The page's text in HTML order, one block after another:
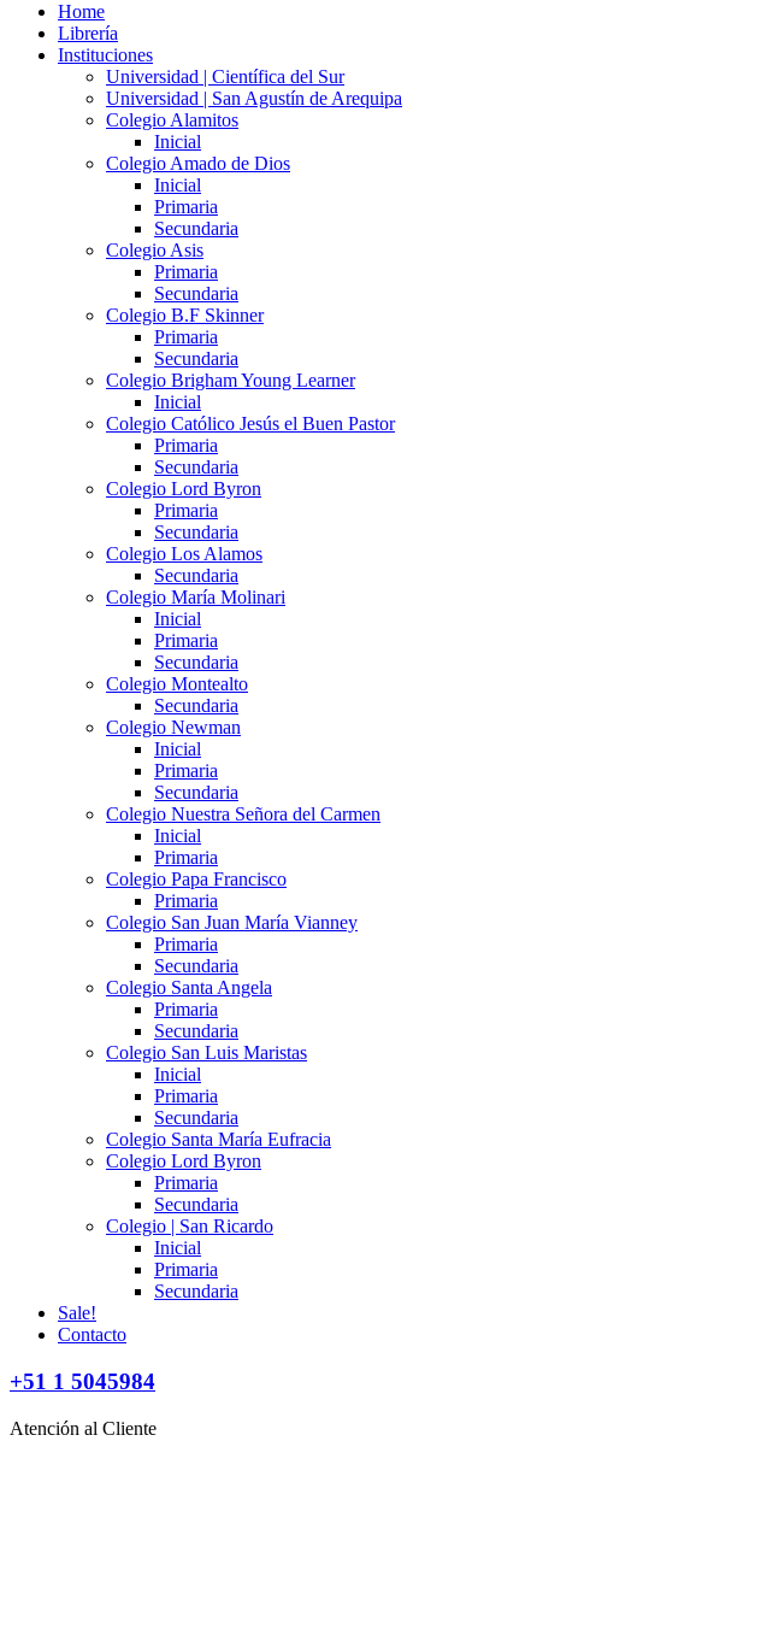
Home
Librería
Instituciones
Universidad | Científica del Sur
Universidad | San Agustín de Arequipa
Colegio Alamitos
Inicial
Colegio Amado de Dios
Inicial
Primaria
Secundaria
Colegio Asis
Primaria
Secundaria
Colegio B.F Skinner
Primaria
Secundaria
Colegio Brigham Young Learner
Inicial
Colegio Católico Jesús el Buen Pastor
Primaria
Secundaria
Colegio Lord Byron
Primaria
Secundaria
Colegio Los Alamos
Secundaria
Colegio María Molinari
Inicial
Primaria
Secundaria
Colegio Montealto
Secundaria
Colegio Newman
Inicial
Primaria
Secundaria
Colegio Nuestra Señora del Carmen
Inicial
Primaria
Colegio Papa Francisco
Primaria
Colegio San Juan María Vianney
Primaria
Secundaria
Colegio Santa Angela
Primaria
Secundaria
Colegio San Luis Maristas
Inicial
Primaria
Secundaria
Colegio Santa María Eufracia
Colegio Lord Byron
Primaria
Secundaria
Colegio | San Ricardo
Inicial
Primaria
Secundaria
Sale!
Contacto
+51 1 5045984
Atención al Cliente